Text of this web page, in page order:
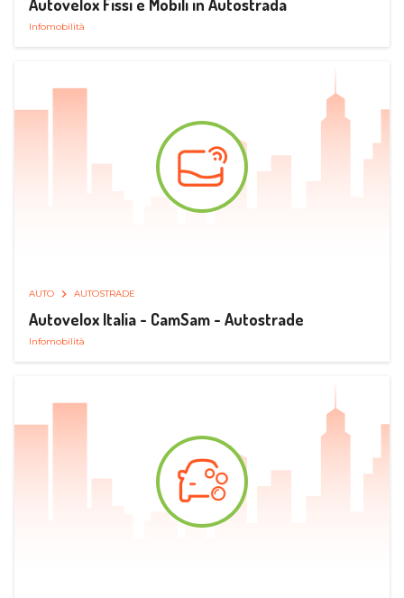
Autovelox Fissi e Mobili in Autostrada
Infomobilità
AUTO AUTOSTRADE
Autovelox Italia - CamSam - Autostrade
Infomobilità